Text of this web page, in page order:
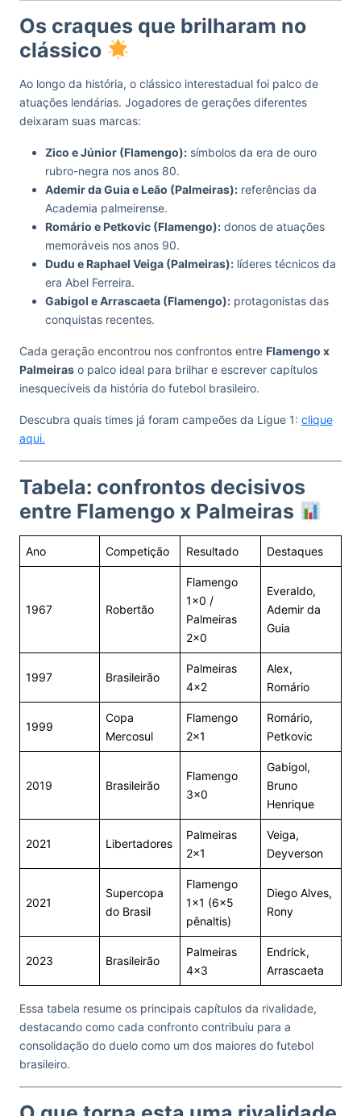
Os craques que brilharam no
clássico
Ao longo da história, o clássico interestadual foi palco de
atuações lendárias. Jogadores de gerações diferentes
deixaram suas marcas:
Zico e Júnior (Flamengo): símbolos da era de ouro
rubro-negra nos anos 80.
Ademir da Guia e Leão (Palmeiras): referências da
Academia palmeirense.
Romário e Petkovic (Flamengo): donos de atuações
memoráveis nos anos 90.
Dudu e Raphael Veiga (Palmeiras): líderes técnicos da
era Abel Ferreira.
Gabigol e Arrascaeta (Flamengo): protagonistas das
conquistas recentes.
Cada geração encontrou nos confrontos entre Flamengo x
Palmeiras o palco ideal para brilhar e escrever capítulos
inesquecíveis da história do futebol brasileiro.
Descubra quais times já foram campeões da Ligue 1: clique
aqui.
Tabela: confrontos decisivos
entre Flamengo x Palmeiras
Ano Competição Resultado Destaques
1967 Robertão
Flamengo
1×0 /
Palmeiras
2×0
Everaldo,
Ademir da
Guia
1997 Brasileirão
Palmeiras
4×2
Alex,
Romário
1999
Copa
Mercosul
Flamengo
2×1
Romário,
Petkovic
2019 Brasileirão
Flamengo
3×0
Gabigol,
Bruno
Henrique
2021 Libertadores
Palmeiras
2×1
Veiga,
Deyverson
2021
Supercopa
do Brasil
Flamengo
1×1 (6×5
pênaltis)
Diego Alves,
Rony
2023 Brasileirão
Palmeiras
4×3
Endrick,
Arrascaeta
Essa tabela resume os principais capítulos da rivalidade,
destacando como cada confronto contribuiu para a
consolidação do duelo como um dos maiores do futebol
brasileiro.